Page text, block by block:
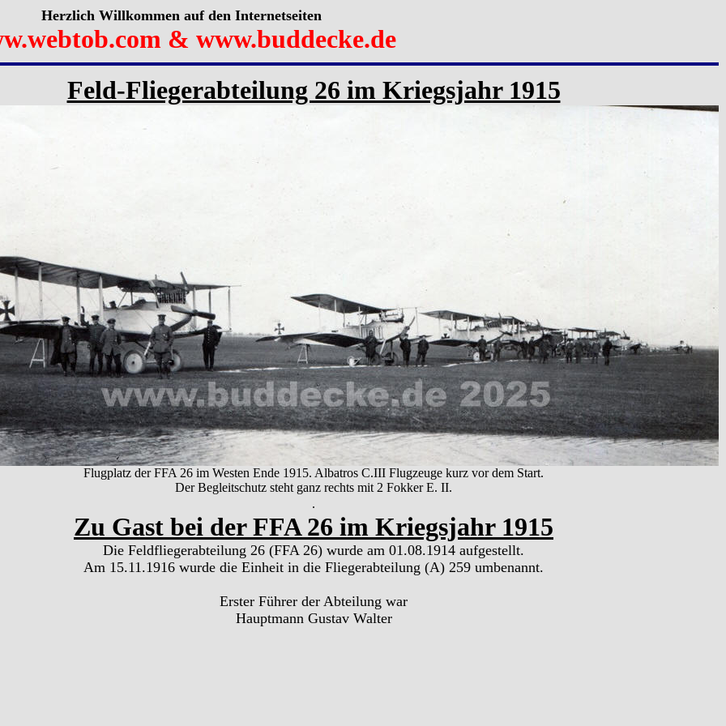
Herzlich Willkommen auf den Internetseiten
& www.buddecke.de
Feld-Fliegerabteilung 26 im Kriegsjahr 1915
Flugplatz der FFA 26 im Westen Ende 1915. Albatros C.III Flugzeuge kurz vor dem Start.
Der Begleitschutz steht ganz rechts mit 2 Fokker E. II.
.
Zu Gast bei der FFA 26 im Kriegsjahr 1915
Die Feldfliegerabteilung 26 (FFA 26) wurde am 01.08.1914 aufgestellt.
Am 15.11.1916 wurde die Einheit in die Fliegerabteilung (A) 259 umbenannt.
Erster Führer der Abteilung war
Hauptmann Gustav Walter